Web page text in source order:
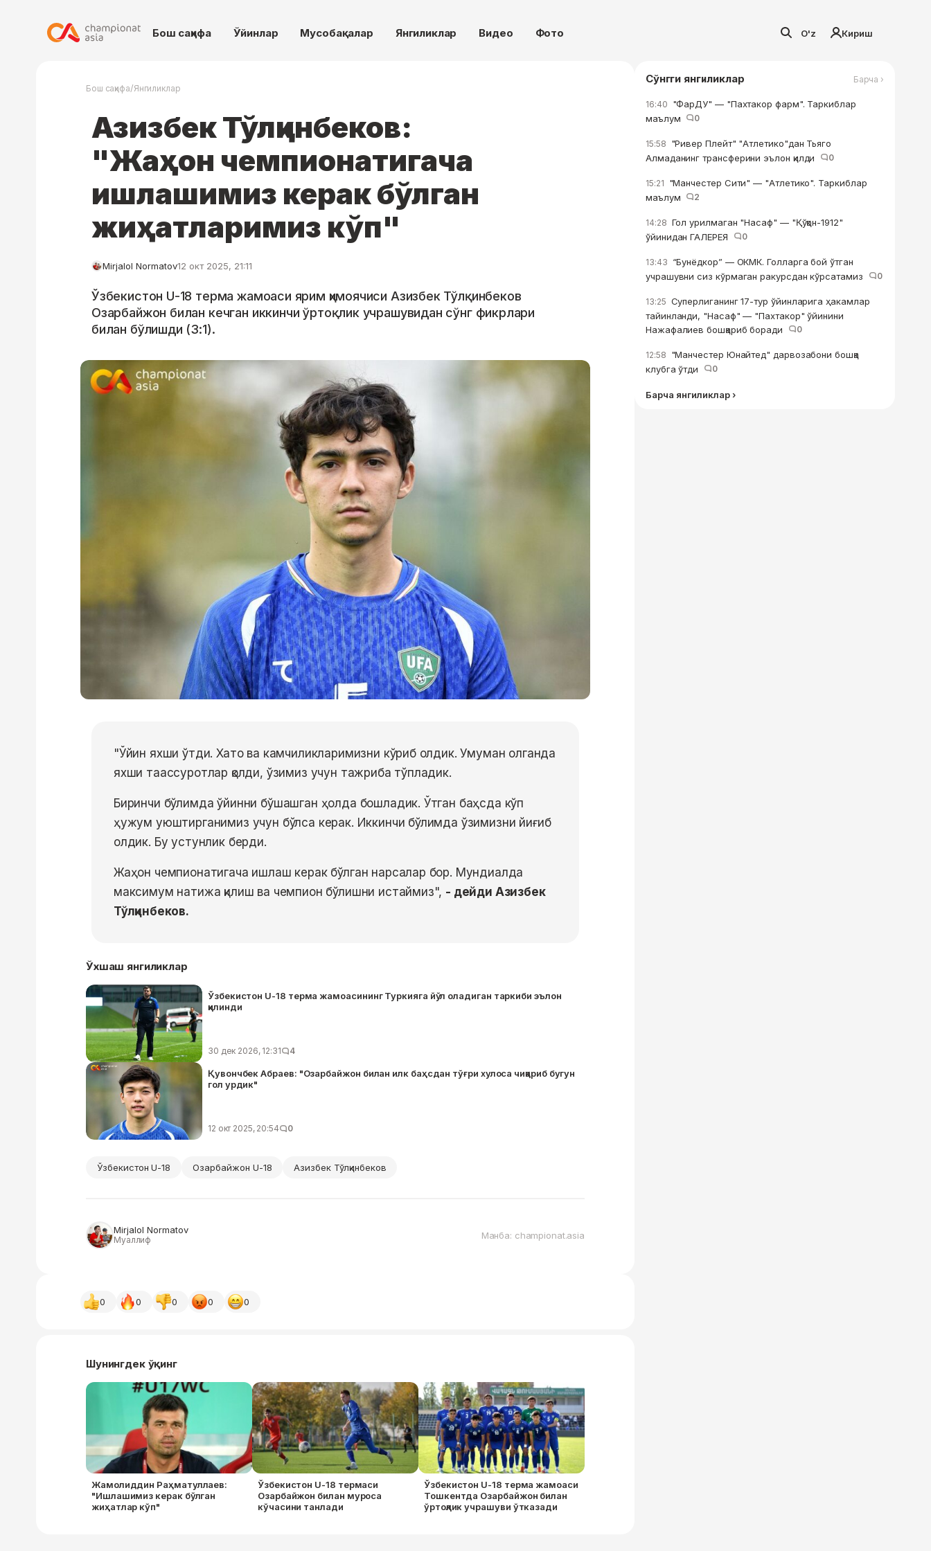
Бош саҳифа Ўйинлар Мусобақалар Янгиликлар Видео Фото O'z Кириш
Бош саҳифа/Янгиликлар
Азизбек Тўлқинбеков:
"Жаҳон чемпионатигача
ишлашимиз керак бўлган
жиҳатларимиз кўп"
Mirjalol Normatov12 окт 2025, 21:11
Ўзбекистон U-18 терма жамоаси ярим ҳимоячиси Азизбек Тўлқинбеков
Озарбайжон билан кечган иккинчи ўртоқлик учрашувидан сўнг фикрлари
билан бўлишди (3:1).
"Ўйин яхши ўтди. Хато ва камчиликларимизни кўриб олдик. Умуман олганда
яхши таассуротлар қолди, ўзимиз учун тажриба тўпладик.
Биринчи бўлимда ўйинни бўшашган ҳолда бошладик. Ўтган баҳсда кўп
ҳужум уюштирганимиз учун бўлса керак. Иккинчи бўлимда ўзимизни йиғиб
олдик. Бу устунлик берди.
Жаҳон чемпионатигача ишлаш керак бўлган нарсалар бор. Мундиалда
максимум натижа қилиш ва чемпион бўлишни истаймиз", - дейди Азизбек
Тўлқинбеков.
Ўхшаш янгиликлар
Ўзбекистон U-18 терма жамоасининг Туркияга йўл оладиган таркиби эълон
қилинди
30 дек 2026, 12:31 4
Қувончбек Абраев: "Озарбайжон билан илк баҳсдан тўғри хулоса чиқариб бугун
гол урдик"
12 окт 2025, 20:54 0
Ўзбекистон U-18 Озарбайжон U-18 Азизбек Тўлқинбеков
Mirjalol Normatov
Муаллиф Манба: championat.asia
0 0 0 0 0
Шунингдек ўқинг
Жамолиддин Раҳматуллаев:
"Ишлашимиз керак бўлган
жиҳатлар кўп"
Ўзбекистон U-18 термаси
Озарбайжон билан муроса
кўчасини танлади
Ўзбекистон U-18 терма жамоаси
Тошкентда Озарбайжон билан
ўртоқлик учрашуви ўтказади
Сўнгги янгиликлар Барча ›
16:40 "ФарДУ" — "Пахтакор фарм". Таркиблар
маълум
0
15:58 "Ривер Плейт" "Атлетико"дан Тьяго
Алмаданинг трансферини эълон қилди
0
15:21 "Манчестер Сити" — "Атлетико". Таркиблар
маълум
2
14:28 Гол урилмаган "Насаф" — "Қўқон-1912"
ўйинидан ГАЛЕРЕЯ
0
13:43 “Бунёдкор” — ОКМК. Голларга бой ўтган
учрашувни сиз кўрмаган ракурсдан кўрсатамиз
0
13:25 Суперлиганинг 17-тур ўйинларига ҳакамлар
тайинланди, "Насаф" — "Пахтакор" ўйинини
Нажафалиев бошқариб боради
0
12:58 "Манчестер Юнайтед" дарвозабони бошқа
клубга ўтди
0
Барча янгиликлар ›